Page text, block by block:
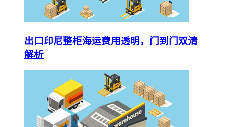
出口印尼整柜海运费用透明，门到门双清
解析